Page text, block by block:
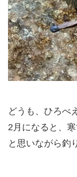
どうも、ひろべ
2月になると、
と思いながら釣